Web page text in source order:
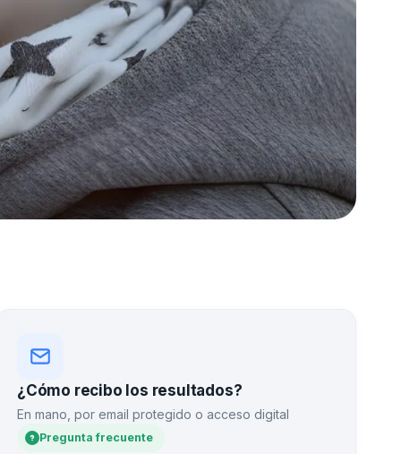
¿Cómo recibo los resultados?
En mano, por email protegido o acceso digital
Pregunta frecuente